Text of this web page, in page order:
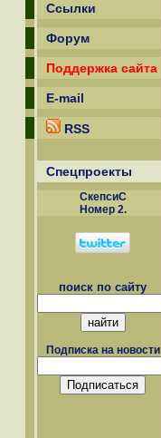
Ссылки
Форум
Поддержка сайта
E-mail
RSS
Спецпроекты
СкепсиС
Номер 2.
поиск по сайту
Подписка на новости